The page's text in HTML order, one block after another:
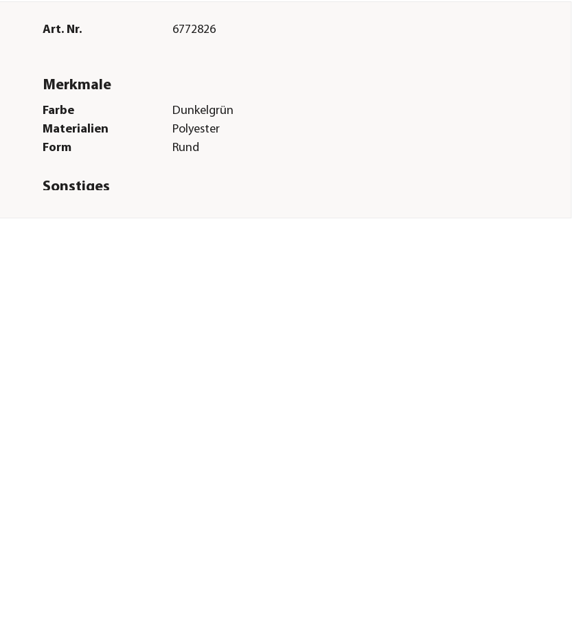
Art. Nr. 6772826
Merkmale
Farbe
Dunkelgrün
Materialien
Polyester
Form
Rund
Sonstiges